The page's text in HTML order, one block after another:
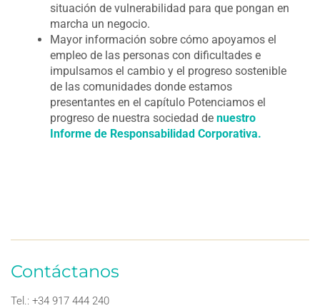
situación de vulnerabilidad para que pongan en
marcha un negocio.
Mayor información sobre cómo apoyamos el
empleo de las personas con dificultades e
impulsamos el cambio y el progreso sostenible
de las comunidades donde estamos
presentantes en el capítulo Potenciamos el
progreso de nuestra sociedad de nuestro
Informe de Responsabilidad Corporativa.
Contáctanos
Tel.: +34 917 444 240